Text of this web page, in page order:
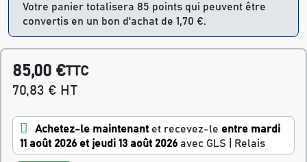
Votre panier totalisera 85 points qui peuvent être
convertis en un bon d'achat de 1,70 €.
85,00 €TTC
70,83 € HT
Achetez-le maintenant et recevez-le entre mardi
11 août 2026 et jeudi 13 août 2026 avec GLS | Relais